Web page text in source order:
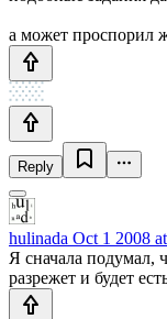
а может проспорил
Reply
hulinada Oct 1 2008
Я сначала подумал,
разрежет и будет